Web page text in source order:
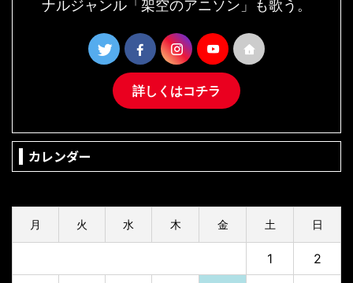
ナルジャンル「架空のアニソン」も歌う。
詳しくはコチラ
カレンダー
月 火 水 木 金 土 日
1 2